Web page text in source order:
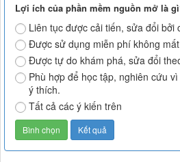
Lợi ích của phần mềm nguồn mở là
Liên tục được cải tiến, sửa đổi bởi
Được sử dụng miễn phí không
Được tự do khám phá, sửa đổi
Phù hợp để học tập, nghiên cứu
ý thích.
Tất cả các ý kiến trên